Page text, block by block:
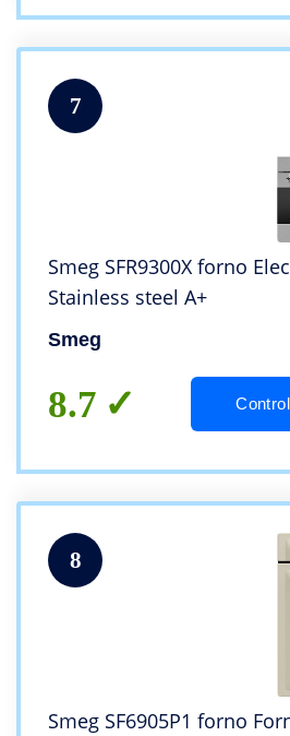
7
Smeg SFR9300X forno
Stainless steel A+
Smeg
8.7
8
Smeg SF6905P1 forno